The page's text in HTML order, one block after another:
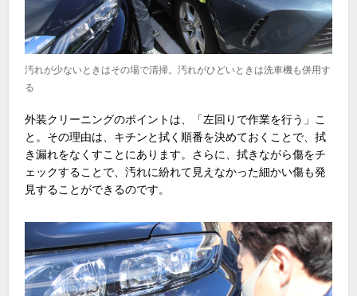
汚れが少ないときはその場で清掃。汚れがひどいときは洗車機も併用す
る
外装クリーニングのポイントは、「左回りで作業を行う」こ
と。その理由は、キチンと拭く順番を決めておくことで、拭
き漏れをなくすことにあります。さらに、拭きながら傷をチ
ェックすることで、汚れに紛れて見えなかった細かい傷も発
見することができるのです。